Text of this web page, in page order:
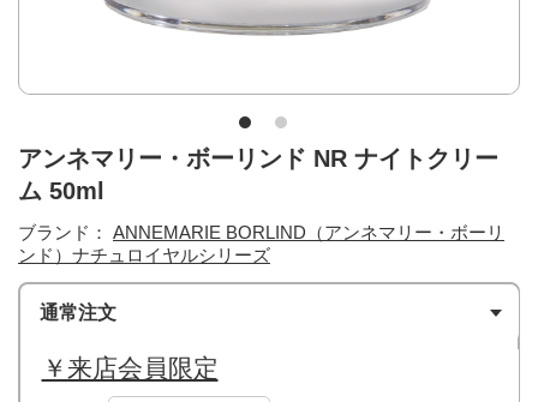
アンネマリー・ボーリンド NR ナイトクリー
ム 50ml
ブランド： ANNEMARIE BORLIND（アンネマリー・ボーリ
ンド）ナチュロイヤルシリーズ
通常注文
￥来店会員限定